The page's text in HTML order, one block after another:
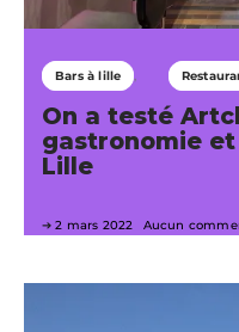
Bars à lille
On a testé
gastronomie
Lille
2 mars 2022 Aucun